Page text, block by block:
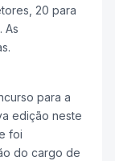
20 para
As
para a
edição neste
foi
do cargo de